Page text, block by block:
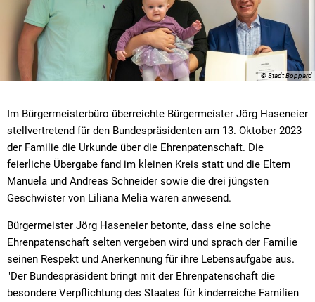
© Stadt Boppard
Im Bürgermeisterbüro überreichte Bürgermeister Jörg Haseneier
stellvertretend für den Bundespräsidenten am 13. Oktober 2023
der Familie die Urkunde über die Ehrenpatenschaft. Die
feierliche Übergabe fand im kleinen Kreis statt und die Eltern
Manuela und Andreas Schneider sowie die drei jüngsten
Geschwister von Liliana Melia waren anwesend.
Bürgermeister Jörg Haseneier betonte, dass eine solche
Ehrenpatenschaft selten vergeben wird und sprach der Familie
seinen Respekt und Anerkennung für ihre Lebensaufgabe aus.
"Der Bundespräsident bringt mit der Ehrenpatenschaft die
besondere Verpflichtung des Staates für kinderreiche Familien